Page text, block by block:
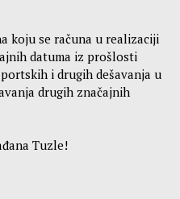
koju se računa u realizaciji
datuma iz prošlosti
i drugih dešavanja u
drugih značajnih
Tuzle!